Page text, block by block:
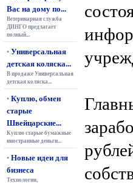
Вас на дому по...
Ветеринарная служба
ДИНГО предлагает
полный...
•Универсальная
детская коляска...
В продаже Универсальная
детская коляска...
•Куплю, обмен
старые
Швейцарские...
Куплю старые бумажные
иностранные деньги...
•Новые идеи для
бизнеса
Технологии,